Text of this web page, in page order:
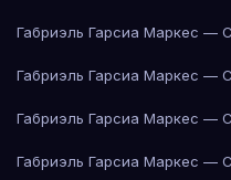
Габриэль Гарсиа Маркес —
Габриэль Гарсиа Маркес —
Габриэль Гарсиа Маркес —
Габриэль Гарсиа Маркес —